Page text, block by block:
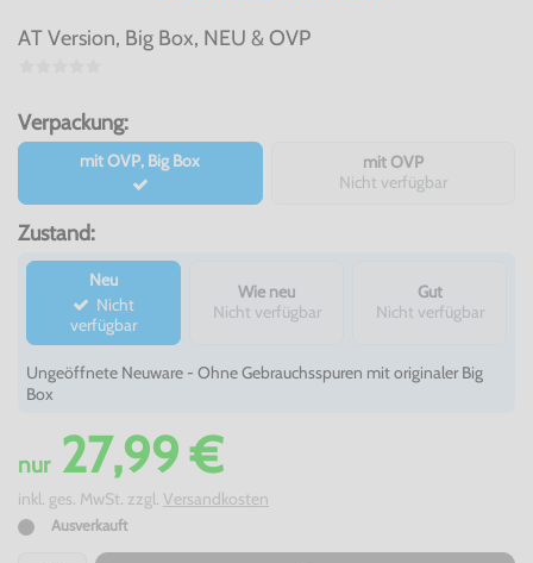
AT Version, Big Box, NEU & OVP
Verpackung:
mit OVP, Big Box
mit OVP
Nicht verfügbar
Zustand:
Neu
verfügbar
Wie neu
Nicht verfügbar
Gut
Nicht verfügbar
Ungeöffnete Neuware - Ohne Gebrauchsspuren mit originaler Big
Box
nur27,99 €
inkl. ges. MwSt. zzgl. Versandkosten
Ausverkauft